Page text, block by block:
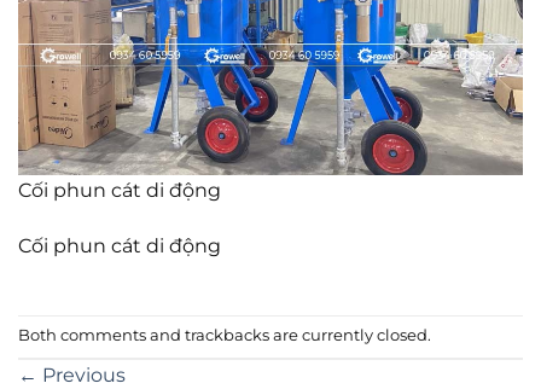
Cối phun cát di động
Cối phun cát di động
Both comments and trackbacks are currently closed.
← Previous